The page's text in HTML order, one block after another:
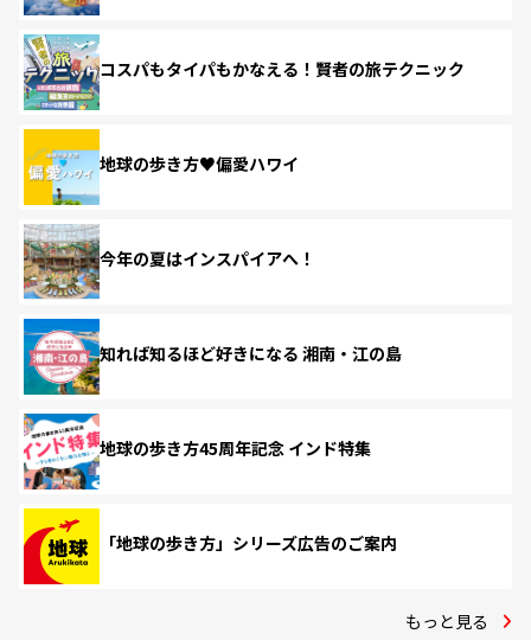
コスパもタイパもかなえる！賢者の旅テクニック
地球の歩き方♥偏愛ハワイ
今年の夏はインスパイアへ！
知れば知るほど好きになる 湘南・江の島
地球の歩き方45周年記念 インド特集
「地球の歩き方」シリーズ広告のご案内
もっと見る